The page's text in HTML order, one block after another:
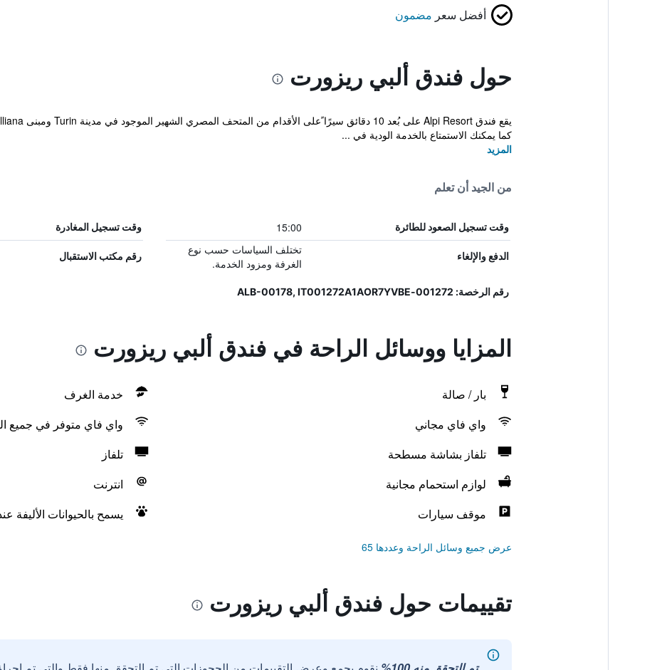
أفضل سعر مضمون
حول فندق ألبي ريزورت
كما يمكنك الاستمتاع بالخدمة الودية في ...
المزيد
من الجيد أن تعلم
وقت تسجيل الصعود للطائرة 15:00 وقت تسجيل المغادرة
الدفع والإلغاء
تختلف السياسات حسب نوع
الغرفة ومزود الخدمة.
رقم مكتب الاستقبال
رقم الرخصة: 001272-ALB-00178, IT001272A1AOR7YVBE
المزايا ووسائل الراحة في فندق ألبي ريزورت
بار / صالة
خدمة الغرف
واي فاي مجاني
واي فاي متوفر في جميع
تلفاز بشاشة مسطحة
تلفاز
لوازم استحمام مجانية
انترنت
موقف سيارات
يسمح بالحيوانات
عرض جميع وسائل الراحة وعددها 65
تقييمات حول فندق ألبي ريزورت